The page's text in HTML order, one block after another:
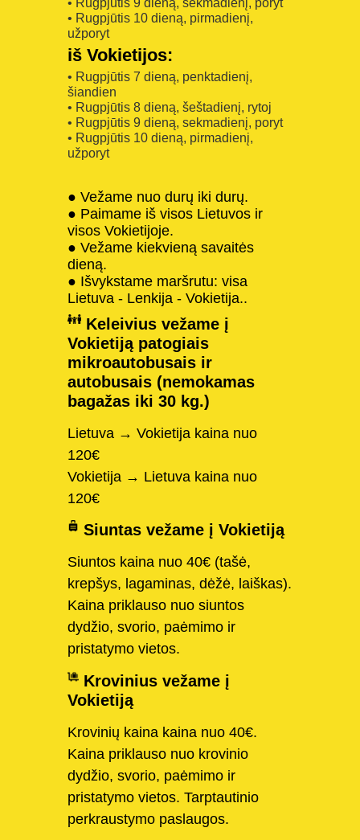
• Rugpjūtis 10 dieną, pirmadienį,
užporyt
iš Vokietijos:
• Rugpjūtis 7 dieną, penktadienį,
šiandien
• Rugpjūtis 8 dieną, šeštadienį, rytoj
• Rugpjūtis 9 dieną, sekmadienį, poryt
• Rugpjūtis 10 dieną, pirmadienį,
užporyt
● Vežame nuo durų iki durų.
● Paimame iš visos Lietuvos ir
visos Vokietijoje.
● Vežame kiekvieną savaitės
dieną.
● Išvykstame maršrutu: visa
Lietuva - Lenkija - Vokietija..
Keleivius vežame į
Vokietiją patogiais
mikroautobusais ir
autobusais (nemokamas
bagažas iki 30 kg.)
Lietuva → Vokietija kaina nuo
120€
Vokietija → Lietuva kaina nuo
120€
Siuntas vežame į Vokietiją
Siuntos kaina nuo 40€ (tašė,
krepšys, lagaminas, dėžė, laiškas).
Kaina priklauso nuo siuntos
dydžio, svorio, paėmimo ir
pristatymo vietos.
Krovinius vežame į
Vokietiją
Krovinių kaina kaina nuo 40€.
Kaina priklauso nuo krovinio
dydžio, svorio, paėmimo ir
pristatymo vietos. Tarptautinio
perkraustymo paslaugos.